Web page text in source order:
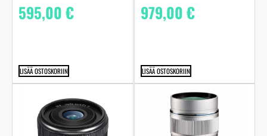
595,00€
LISÄÄ OSTOSKORIIN
979,00€
LISÄÄ OSTOSKORIIN